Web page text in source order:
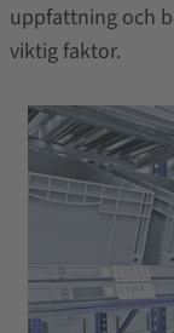
uppfattning och
viktig faktor.